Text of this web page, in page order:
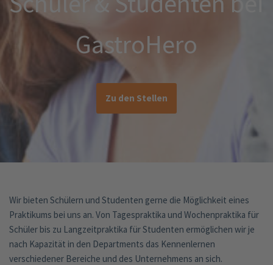
GastroHero
Zu den Stellen
Wir bieten Schülern und Studenten gerne die Möglichkeit eines
Praktikums bei uns an. Von Tagespraktika und Wochenpraktika für
Schüler bis zu Langzeitpraktika für Studenten ermöglichen wir je
nach Kapazität in den Departments das Kennenlernen
verschiedener Bereiche und des Unternehmens an sich.